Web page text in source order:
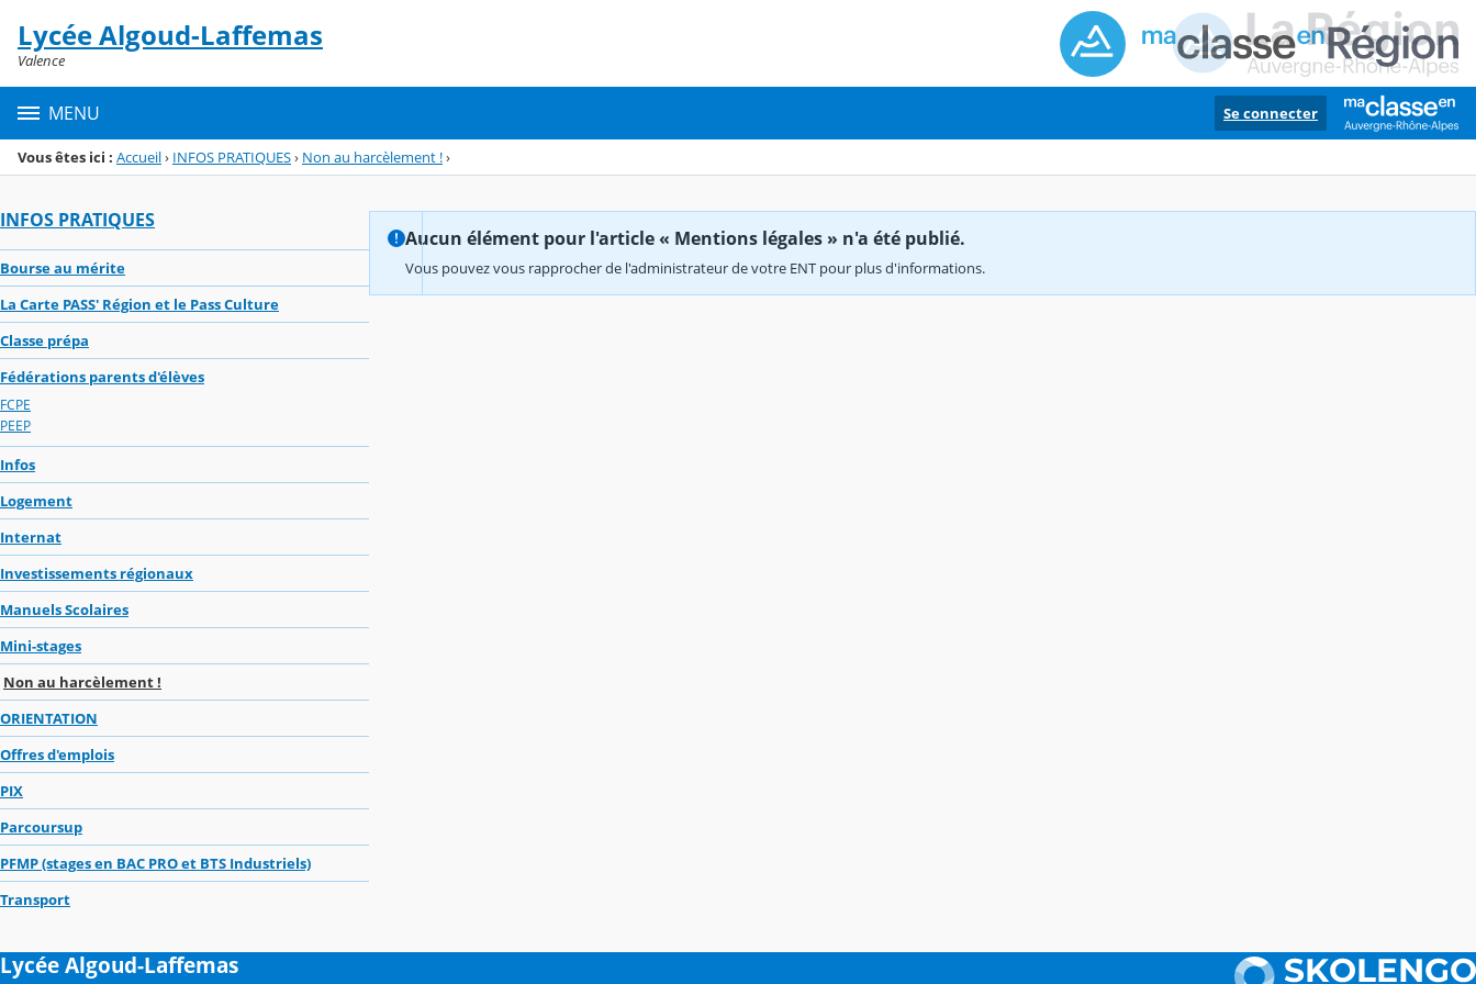
Menu de la rubrique
Contenu
Lycée Algoud-Laffemas
Valence
MENU Se connecter
Vous êtes ici : Accueil› INFOS PRATIQUES› Non au harcèlement !›
INFOS PRATIQUES
Bourse au mérite
La Carte PASS' Région et le Pass Culture
Classe prépa
Fédérations parents d'élèves
FCPE
PEEP
Infos
Logement
Internat
Investissements régionaux
Manuels Scolaires
Mini-stages
Non au harcèlement !
ORIENTATION
Offres d'emplois
PIX
Parcoursup
PFMP (stages en BAC PRO et BTS Industriels)
Transport
Aucun élément pour l'article « Mentions légales » n'a été publié.
Vous pouvez vous rapprocher de l'administrateur de votre ENT pour plus d'informations.
Lycée Algoud-Laffemas